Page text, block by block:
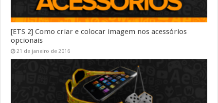
[ETS 2] Como criar e colocar imagem nos acessórios
opcionais
21 de janeiro de 2016